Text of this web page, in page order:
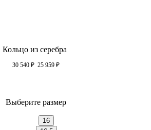
Кольцо из серебра
30 540 ₽ 25 959 ₽
Выберите размер
16